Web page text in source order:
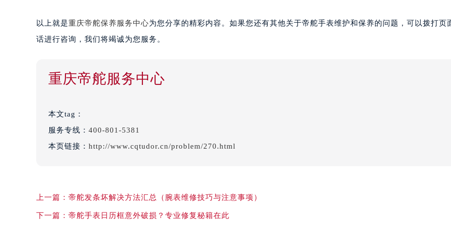
以上就是重庆帝舵保养服务中心为您分享的精彩内容。如果您还有其他关于帝舵手表维护和保养的问题，可以拨打页
话进行咨询，我们将竭诚为您服务。
重庆帝舵服务中心
本文tag：
服务专线： 400-801-5381
本页链接： http://www.cqtudor.cn/problem/270.html
上一篇： 帝舵发条坏解决方法汇总（腕表维修技巧与注意事项）
下一篇： 帝舵手表日历框意外破损？专业修复秘籍在此